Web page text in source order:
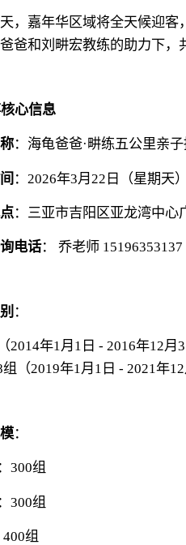
，嘉年华区域将全天候迎客
爸和刘畊宏教练的助力下，
心信息
：海龟爸爸·畊练五公里亲子
：2026年3月22日（星期天）
：三亚市吉阳区亚龙湾中心
电话： 乔老师
：
2014年1月1日 - 2016年12月
组（2019年1月1日 - 2021年12
：
300组
300组
组